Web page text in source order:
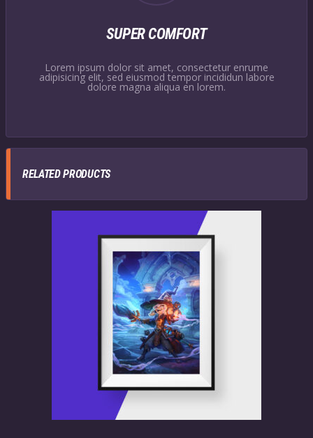
SUPER COMFORT
Lorem ipsum dolor sit amet, consectetur enrume
adipisicing elit, sed eiusmod tempor incididun labore
dolore magna aliqua en lorem.
RELATED PRODUCTS